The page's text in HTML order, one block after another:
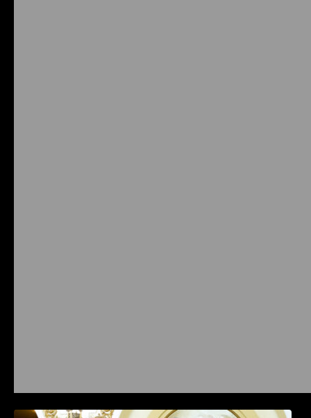
Prysmian aduce la COMM26 tehnologii de